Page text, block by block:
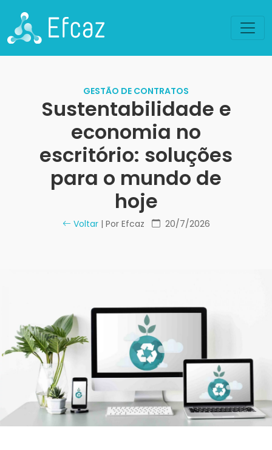
GESTÃO DE CONTRATOS
Sustentabilidade e
economia no
escritório: soluções
para o mundo de
hoje
Voltar| Por Efcaz 20/7/2026